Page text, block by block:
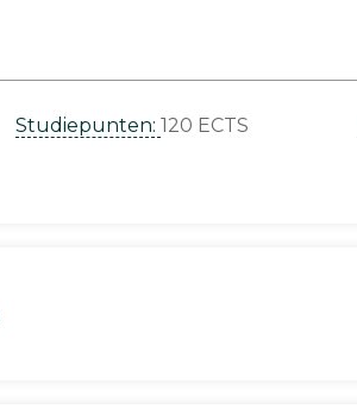
Studiepunten: 120 ECTS